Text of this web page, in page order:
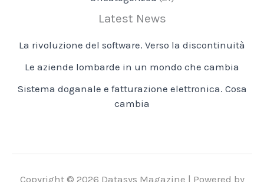
Latest News
La rivoluzione del software. Verso la discontinuità
Le aziende lombarde in un mondo che cambia
Sistema doganale e fatturazione elettronica. Cosa
cambia
Copyright © 2026 Datasys Magazine | Powered by